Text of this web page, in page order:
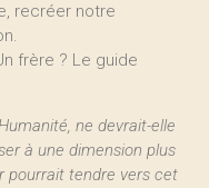
recréer notre
frère ? Le guide
ne devrait-elle
à une dimension plus
pourrait tendre vers cet